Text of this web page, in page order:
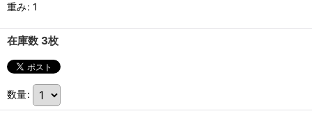
重み: 1
在庫数 3枚
数量: